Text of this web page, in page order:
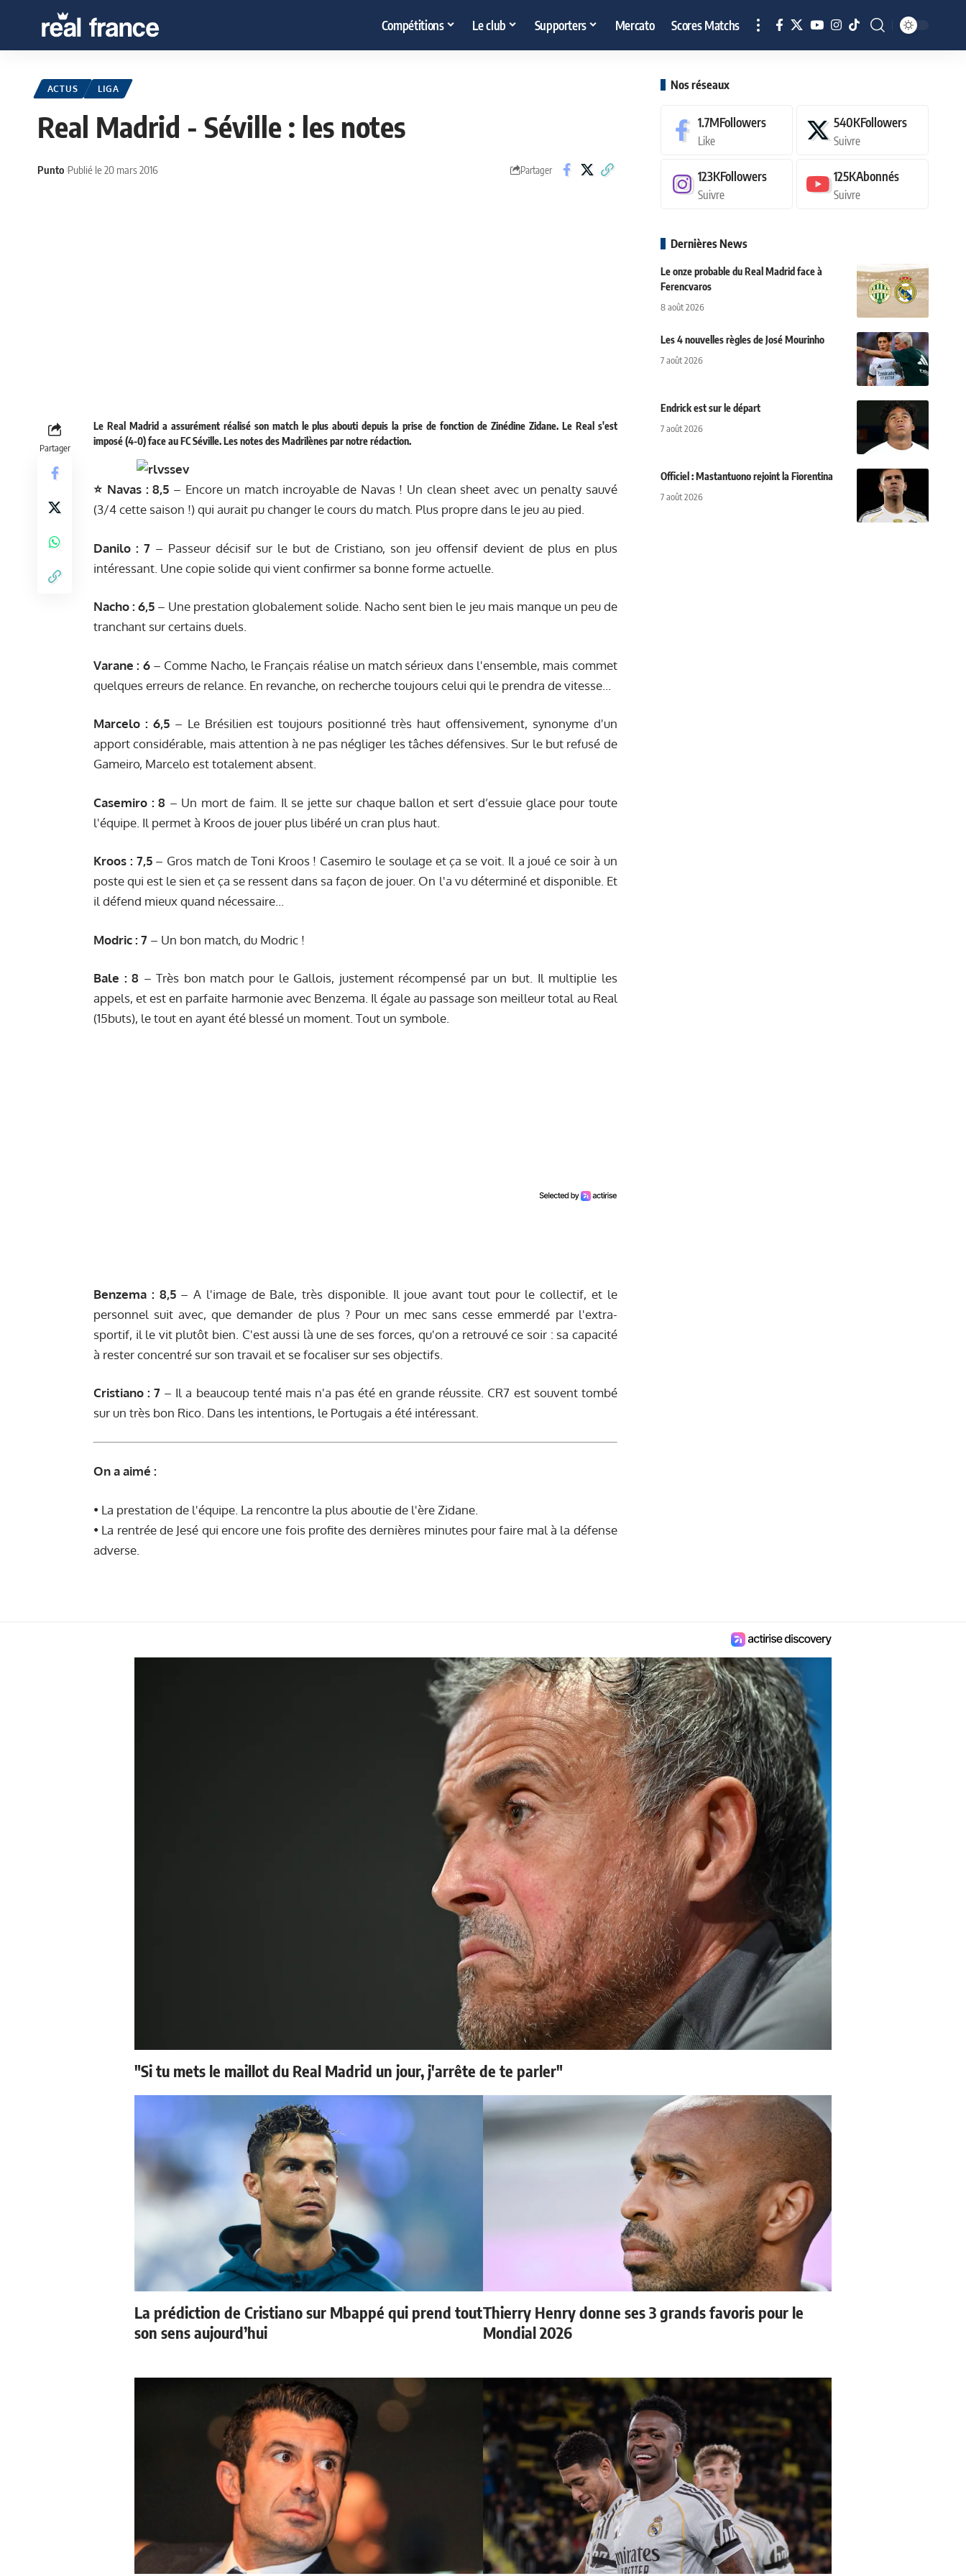
Compétitions Le club Supporters Mercato Scores Matchs
ACTUS LIGA
Real Madrid - Séville : les notes
Punto Publié le 20 mars 2016 Partager
Partager
Le Real Madrid a assurément réalisé son match le plus abouti depuis la prise de fonction de Zinédine Zidane. Le Real s'est
imposé (4-0) face au FC Séville. Les notes des Madrilènes par notre rédaction.
⭐️ Navas : 8,5 – Encore un match incroyable de Navas ! Un clean sheet avec un penalty sauvé
(3/4 cette saison !) qui aurait pu changer le cours du match. Plus propre dans le jeu au pied.
Danilo : 7 – Passeur décisif sur le but de Cristiano, son jeu offensif devient de plus en plus
intéressant. Une copie solide qui vient confirmer sa bonne forme actuelle.
Nacho : 6,5 – Une prestation globalement solide. Nacho sent bien le jeu mais manque un peu de
tranchant sur certains duels.
Varane : 6 – Comme Nacho, le Français réalise un match sérieux dans l'ensemble, mais commet
quelques erreurs de relance. En revanche, on recherche toujours celui qui le prendra de vitesse...
Marcelo : 6,5 – Le Brésilien est toujours positionné très haut offensivement, synonyme d'un
apport considérable, mais attention à ne pas négliger les tâches défensives. Sur le but refusé de
Gameiro, Marcelo est totalement absent.
Casemiro : 8 – Un mort de faim. Il se jette sur chaque ballon et sert d’essuie glace pour toute
l'équipe. Il permet à Kroos de jouer plus libéré un cran plus haut.
Kroos : 7,5 – Gros match de Toni Kroos ! Casemiro le soulage et ça se voit. Il a joué ce soir à un
poste qui est le sien et ça se ressent dans sa façon de jouer. On l'a vu déterminé et disponible. Et
il défend mieux quand nécessaire...
Modric : 7 – Un bon match, du Modric !
Bale : 8 – Très bon match pour le Gallois, justement récompensé par un but. Il multiplie les
appels, et est en parfaite harmonie avec Benzema. Il égale au passage son meilleur total au Real
(15buts), le tout en ayant été blessé un moment. Tout un symbole.
Benzema : 8,5 – A l'image de Bale, très disponible. Il joue avant tout pour le collectif, et le
personnel suit avec, que demander de plus ? Pour un mec sans cesse emmerdé par l'extra-
sportif, il le vit plutôt bien. C'est aussi là une de ses forces, qu'on a retrouvé ce soir : sa capacité
à rester concentré sur son travail et se focaliser sur ses objectifs.
Cristiano : 7 – Il a beaucoup tenté mais n'a pas été en grande réussite. CR7 est souvent tombé
sur un très bon Rico. Dans les intentions, le Portugais a été intéressant.
On a aimé :
• La prestation de l'équipe. La rencontre la plus aboutie de l'ère Zidane.
• La rentrée de Jesé qui encore une fois profite des dernières minutes pour faire mal à la défense
adverse.
Nos réseaux
1.7MFollowers
Like
540KFollowers
Suivre
123KFollowers
Suivre
125KAbonnés
Suivre
Dernières News
Le onze probable du Real Madrid face à
Ferencvaros
8 août 2026
Les 4 nouvelles règles de José Mourinho
7 août 2026
Endrick est sur le départ
7 août 2026
Officiel : Mastantuono rejoint la Fiorentina
7 août 2026
"Si tu mets le maillot du Real Madrid un jour, j'arrête de te parler"
La prédiction de Cristiano sur Mbappé qui prend tout
son sens aujourd’hui
Thierry Henry donne ses 3 grands favoris pour le
Mondial 2026